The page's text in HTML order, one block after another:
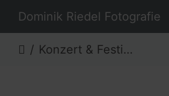
Dominik Riedel Fotografie
Konzert & Festival